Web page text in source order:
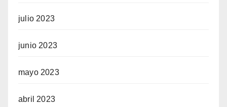
julio 2023
junio 2023
mayo 2023
abril 2023